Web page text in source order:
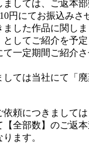
ましては、ご返本
円にてお振込みさ
ました作品に関し
してご紹介を予定
て一定期間ご紹介
ては当社にて「
依頼につきましては
全部数】のご返
ます。